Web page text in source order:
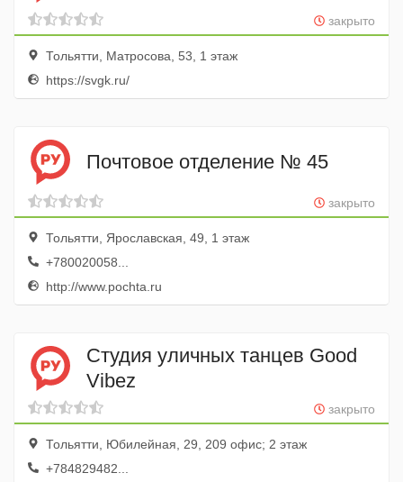
закрыто
Тольятти, Матросова, 53, 1 этаж
https://svgk.ru/
Почтовое отделение № 45
закрыто
Тольятти, Ярославская, 49, 1 этаж
+780020058...
http://www.pochta.ru
Студия уличных танцев Good
Vibez
закрыто
Тольятти, Юбилейная, 29, 209 офис; 2 этаж
+784829482...